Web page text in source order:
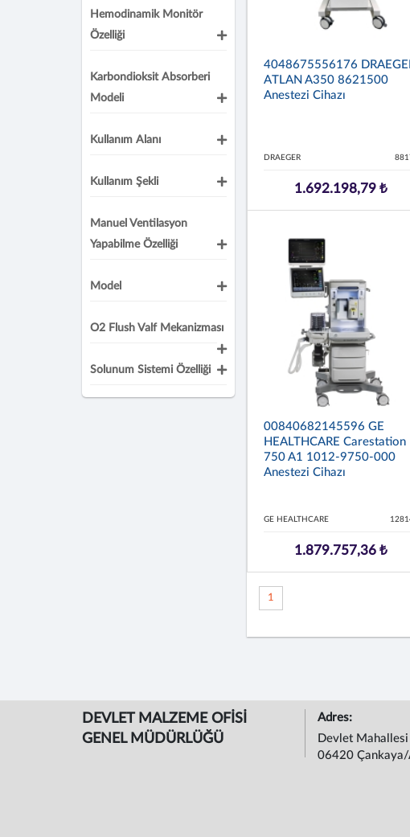
Hemodinamik Monitör
Özelliği
Karbondioksit Absorberi
Modeli
Kullanım Alanı
Kullanım Şekli
Manuel Ventilasyon
Yapabilme Özelliği
Model
O2 Flush Valf Mekanizması
Solunum Sistemi Özelliği
4048675556176
ATLAN A350 8621500
Anestezi Cihazı
DRAEGER
1.692.198,79 ₺
00840682145596 GE
HEALTHCARE Carestation
750 A1 1012-9750-000
Anestezi Cihazı
GE HEALTHCARE
1.879.757,36 ₺
1
DEVLET MALZEME OFİSİ
GENEL MÜDÜRLÜĞÜ
Adres:
Devlet
06420 Çankaya/